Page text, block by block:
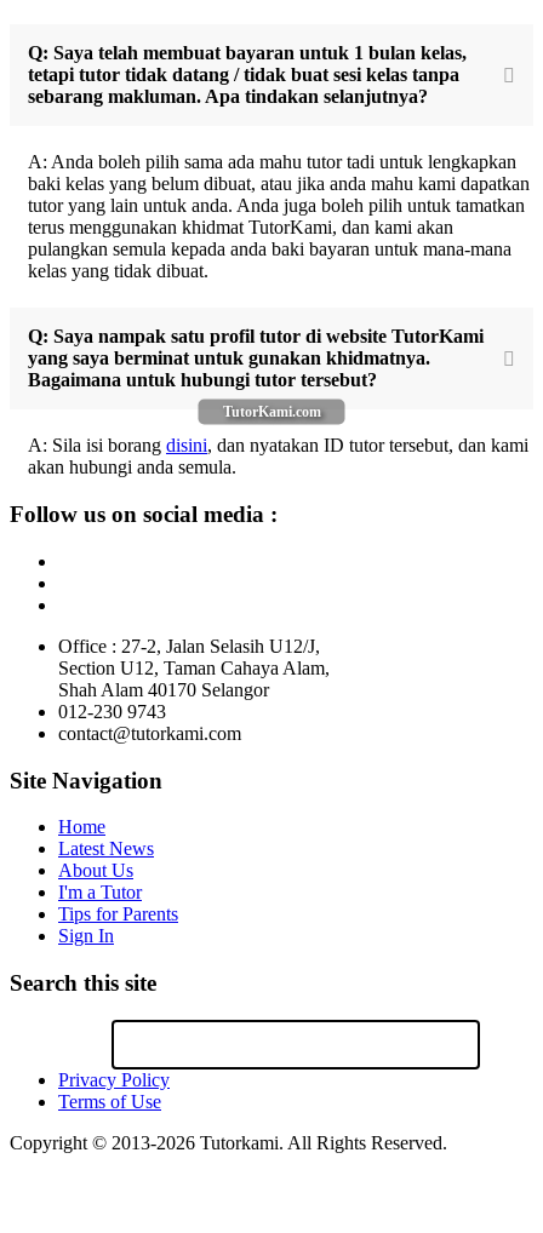
TutorKami.com
Q: Saya telah membuat bayaran untuk 1 bulan kelas,
tetapi tutor tidak datang / tidak buat sesi kelas tanpa
sebarang makluman. Apa tindakan selanjutnya?
A: Anda boleh pilih sama ada mahu tutor tadi untuk lengkapkan
baki kelas yang belum dibuat, atau jika anda mahu kami dapatkan
tutor yang lain untuk anda. Anda juga boleh pilih untuk tamatkan
terus menggunakan khidmat TutorKami, dan kami akan
pulangkan semula kepada anda baki bayaran untuk mana-mana
kelas yang tidak dibuat.
Q: Saya nampak satu profil tutor di website TutorKami
yang saya berminat untuk gunakan khidmatnya.
Bagaimana untuk hubungi tutor tersebut?
A: Sila isi borang disini, dan nyatakan ID tutor tersebut, dan kami
akan hubungi anda semula.
Follow us on social media :
Office : 27-2, Jalan Selasih U12/J,
Section U12, Taman Cahaya Alam,
Shah Alam 40170 Selangor
012-230 9743
contact@tutorkami.com
Site Navigation
Home
Latest News
About Us
I'm a Tutor
Tips for Parents
Sign In
Search this site
Privacy Policy
Terms of Use
Copyright © 2013-2026 Tutorkami. All Rights Reserved.